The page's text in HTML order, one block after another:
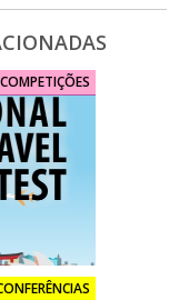
COMPETIÇÕES